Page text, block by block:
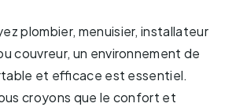
fragiles arrivent à destination
et sécurisée.
plombier, menuisier, installateur
couvreur, un environnement de
et efficace est essentiel.
croyons que le confort et